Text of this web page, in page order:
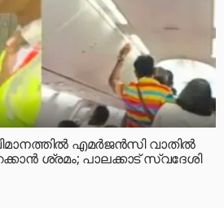
എമർജൻസി വാതിൽ
ശ്രമം; പാലക്കാട് സ്വദേശി